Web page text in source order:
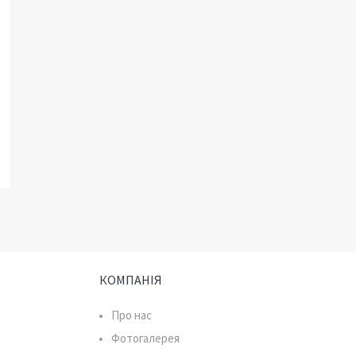
КОМПАНІЯ
Про нас
Фотогалерея